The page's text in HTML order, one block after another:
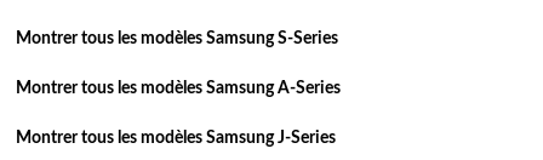
Montrer tous les modèles Samsung S-Series
Montrer tous les modèles Samsung A-Series
Montrer tous les modèles Samsung J-Series